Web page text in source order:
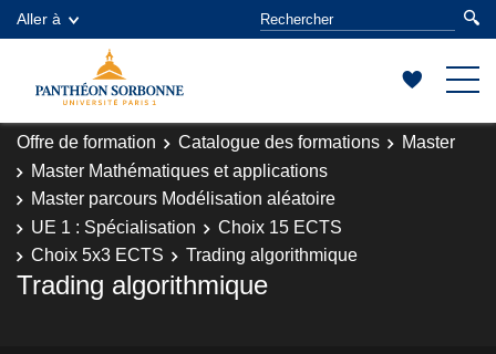
Aller à
Offre de formation Catalogue des formations
Master
Master Mathématiques et applications
Master parcours Modélisation aléatoire
UE 1 : Spécialisation
Choix 15 ECTS
Choix 5x3 ECTS
Trading algorithmique
Trading algorithmique